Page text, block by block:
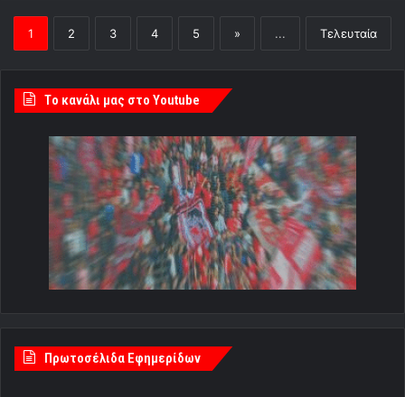
1 2 3 4 5 » ... Τελευταία
Tο κανάλι μας στο Youtube
Πρωτοσέλιδα Εφημερίδων